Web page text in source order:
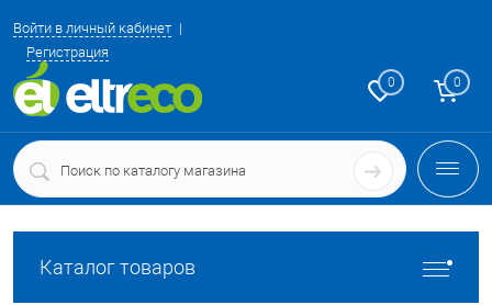
Войти в личный кабинет
Регистрация
0 0
Каталог товаров